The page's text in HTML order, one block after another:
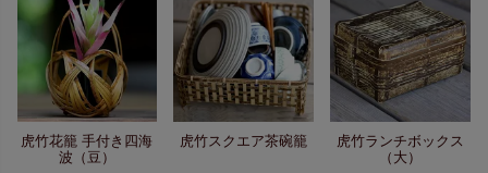
虎竹花籠 手付き四海
波（豆）
虎竹スクエア茶碗籠
虎竹ランチボックス
（大）